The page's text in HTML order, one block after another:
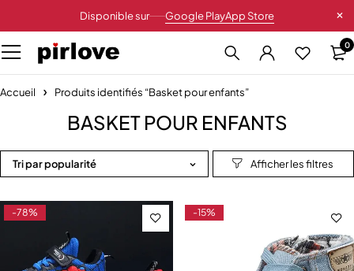
Disponible sur Google PlayApp Store
0
Accueil Produits identifiés “Basket pour enfants”
BASKET POUR ENFANTS
Tri par popularité
-78% -15%